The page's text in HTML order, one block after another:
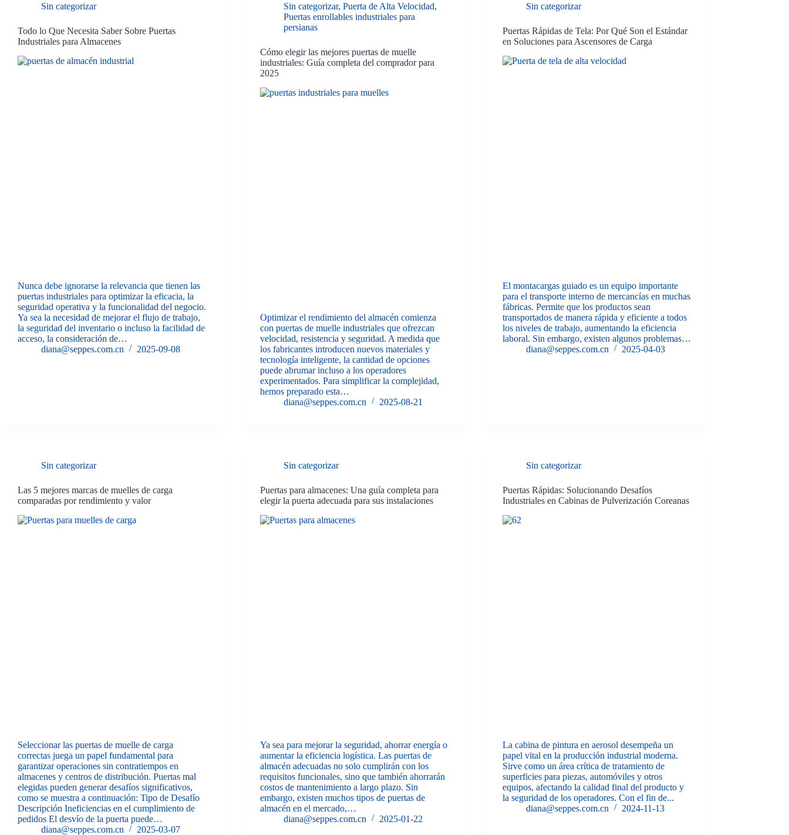
Sin categorizar
Todo lo Que Necesita Saber Sobre Puertas
Industriales para Almacenes
Nunca debe ignorarse la relevancia que tienen las
puertas industriales para optimizar la eficacia, la
seguridad operativa y la funcionalidad del negocio.
Ya sea la necesidad de mejorar el flujo de trabajo,
la seguridad del inventario o incluso la facilidad de
acceso, la consideración de…
diana@seppes.com.cn
2025-09-08
Sin categorizar,Puerta de Alta Velocidad,
Puertas enrollables industriales para
persianas
Cómo elegir las mejores puertas de muelle
industriales: Guía completa del comprador para
2025
Optimizar el rendimiento del almacén comienza
con puertas de muelle industriales que ofrezcan
velocidad, resistencia y seguridad. A medida que
los fabricantes introducen nuevos materiales y
tecnología inteligente, la cantidad de opciones
puede abrumar incluso a los operadores
experimentados. Para simplificar la complejidad,
hemos preparado esta…
diana@seppes.com.cn
2025-08-21
Sin categorizar
Puertas Rápidas de Tela: Por Qué Son el Estándar
en Soluciones para Ascensores de Carga
El montacargas guiado es un equipo importante
para el transporte interno de mercancías en muchas
fábricas. Permite que los productos sean
transportados de manera rápida y eficiente a todos
los niveles de trabajo, aumentando la eficiencia
laboral. Sin embargo, existen algunos problemas…
diana@seppes.com.cn
2025-04-03
Sin categorizar
Las 5 mejores marcas de muelles de carga
comparadas por rendimiento y valor
Seleccionar las puertas de muelle de carga
correctas juega un papel fundamental para
garantizar operaciones sin contratiempos en
almacenes y centros de distribución. Puertas mal
elegidas pueden generar desafíos significativos,
como se muestra a continuación: Tipo de Desafío
Descripción Ineficiencias en el cumplimiento de
pedidos El desvío de la puerta puede…
diana@seppes.com.cn
2025-03-07
Sin categorizar
Puertas para almacenes: Una guía completa para
elegir la puerta adecuada para sus instalaciones
Ya sea para mejorar la seguridad, ahorrar energía o
aumentar la eficiencia logística. Las puertas de
almacén adecuadas no solo cumplirán con los
requisitos funcionales, sino que también ahorrarán
costos de mantenimiento a largo plazo. Sin
embargo, existen muchos tipos de puertas de
almacén en el mercado,…
diana@seppes.com.cn
2025-01-22
Sin categorizar
Puertas Rápidas: Solucionando Desafíos
Industriales en Cabinas de Pulverización Coreanas
La cabina de pintura en aerosol desempeña un
papel vital en la producción industrial moderna.
Sirve como un área crítica de tratamiento de
superficies para piezas, automóviles y otros
equipos, afectando la calidad final del producto y
la seguridad de los operadores. Con el fin de...
diana@seppes.com.cn
2024-11-13